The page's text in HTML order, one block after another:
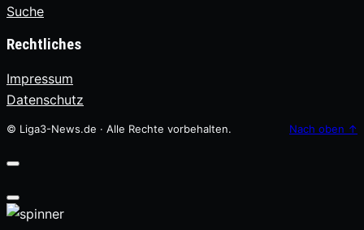
Suche
Rechtliches
Impressum
Datenschutz
© Liga3-News.de · Alle Rechte vorbehalten. Nach oben ↑